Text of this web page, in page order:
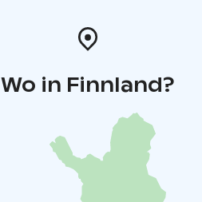
Wo in Finnland?